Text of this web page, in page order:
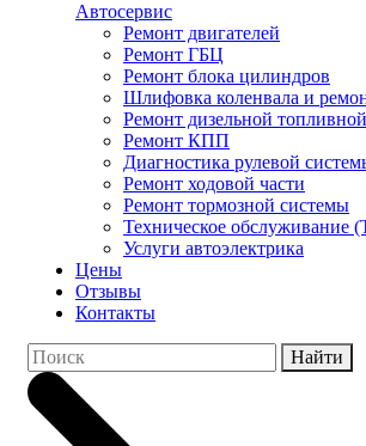
Автосервис
Ремонт двигателей
Ремонт ГБЦ
Ремонт блока цилиндров
Шлифовка коленвала и
Ремонт дизельной
Ремонт КПП
Диагностика рулевой
Ремонт ходовой части
Ремонт тормозной системы
Техническое обслуживание
Услуги автоэлектрика
Цены
Отзывы
Контакты
Найти